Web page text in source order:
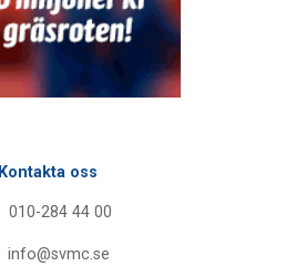
Kontakta oss
010-284 44 00
info@svmc.se